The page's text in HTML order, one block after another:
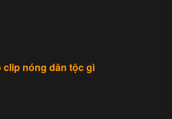
nóng dân tộc gì